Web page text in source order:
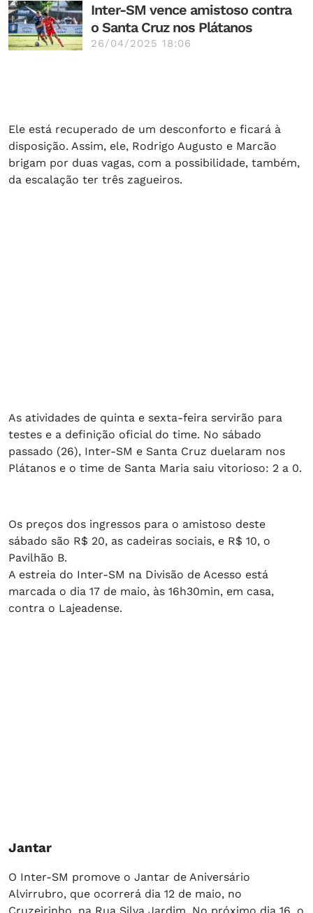
Inter-SM vence amistoso contra
o Santa Cruz nos Plátanos
26/04/2025 18:06
Ele está recuperado de um desconforto e ficará à
disposição. Assim, ele, Rodrigo Augusto e Marcão
brigam por duas vagas, com a possibilidade, também,
da escalação ter três zagueiros.
As atividades de quinta e sexta-feira servirão para
testes e a definição oficial do time. No sábado
passado (26), Inter-SM e Santa Cruz duelaram nos
Plátanos e o time de Santa Maria saiu vitorioso: 2 a 0.
Os preços dos ingressos para o amistoso deste
sábado são R$ 20, as cadeiras sociais, e R$ 10, o
Pavilhão B.
A estreia do Inter-SM na Divisão de Acesso está
marcada o dia 17 de maio, às 16h30min, em casa,
contra o Lajeadense.
Jantar
O Inter-SM promove o Jantar de Aniversário
Alvirrubro, que ocorrerá dia 12 de maio, no